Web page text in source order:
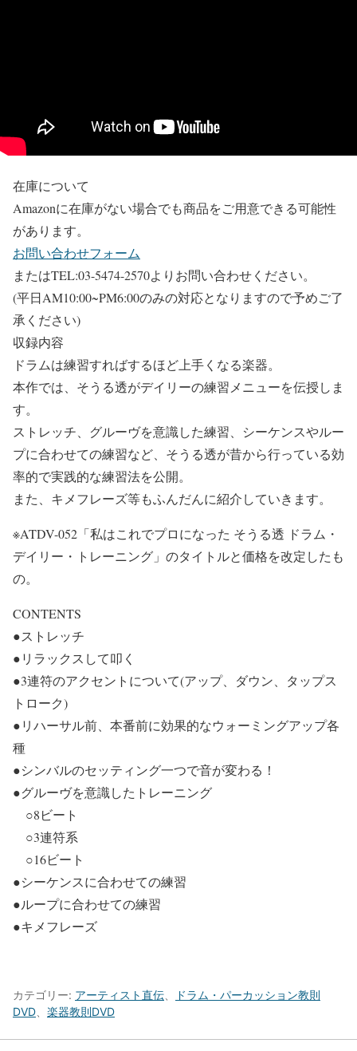
在庫について
Amazonに在庫がない場合でも商品をご用意できる可能性
があります。
お問い合わせフォーム
またはTEL:03-5474-2570よりお問い合わせください。
(平日AM10:00~PM6:00のみの対応となりますので予めご了
承ください)
収録内容
ドラムは練習すればするほど上手くなる楽器。
本作では、そうる透がデイリーの練習メニューを伝授しま
す。
ストレッチ、グルーヴを意識した練習、シーケンスやルー
プに合わせての練習など、そうる透が昔から行っている効
率的で実践的な練習法を公開。
また、キメフレーズ等もふんだんに紹介していきます。
※ATDV-052「私はこれでプロになった そうる透 ドラム・
デイリー・トレーニング」のタイトルと価格を改定したも
の。
CONTENTS
●ストレッチ
●リラックスして叩く
●3連符のアクセントについて(アップ、ダウン、タップス
トローク)
●リハーサル前、本番前に効果的なウォーミングアップ各
種
●シンバルのセッティング一つで音が変わる！
●グルーヴを意識したトレーニング
○8ビート
○3連符系
○16ビート
●シーケンスに合わせての練習
●ループに合わせての練習
●キメフレーズ
カテゴリー: アーティスト直伝
ドラム・パーカッション教則
DVD
楽器教則DVD